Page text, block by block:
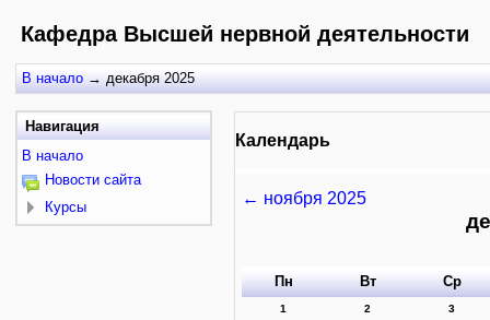
Кафедра Высшей нервной деятельности
В начало → декабря 2025
Календарь
← ноября 2025
Пн Вт Ср
1 2 3
Навигация
В начало
Новости сайта
Курсы